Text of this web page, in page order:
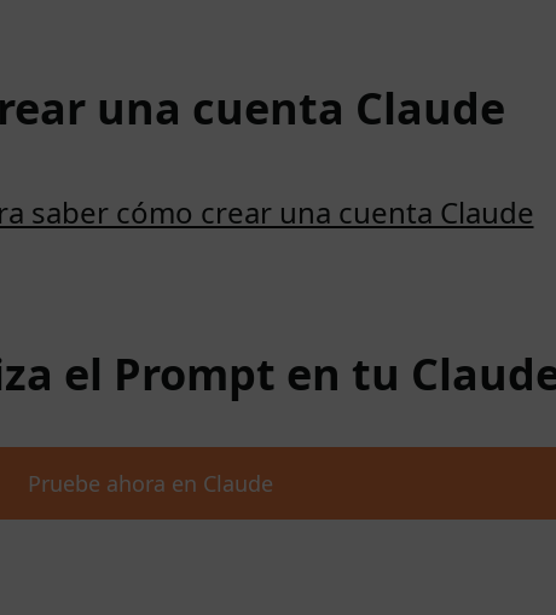
una cuenta Claude
saber cómo crear una cuenta Claude
el Prompt en tu
Pruebe ahora en Claude